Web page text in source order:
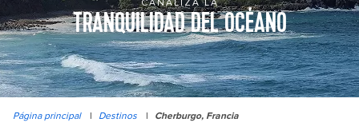
CANALIZA LA
TRANQUILIDAD DEL OCÉANO
Página principal | Destinos | Cherburgo, Francia